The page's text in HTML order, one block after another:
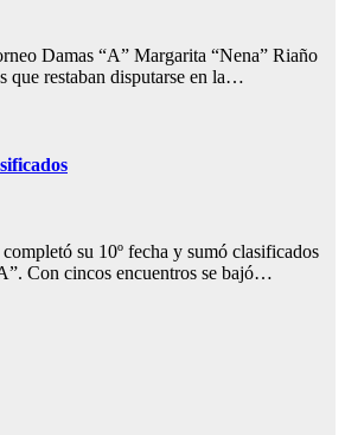
Damas “A” Margarita “Nena” Riaño
que restaban disputarse en la…
su 10º fecha y sumó clasificados
Con cincos encuentros se bajó…